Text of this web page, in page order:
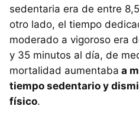
sedentaria era de entre
otro lado, el tiempo
moderado a vigoroso era
y 35 minutos al día, de
mortalidad aumentaba a
tiempo sedentario y
físico.